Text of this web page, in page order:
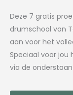
Deze 7 gratis
drumschool van
aan voor het
Speciaal voor jou
via de